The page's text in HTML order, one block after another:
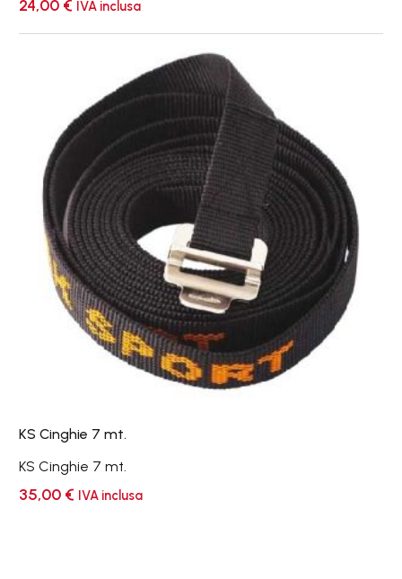
24,00 € IVA inclusa
KS
Cinghie
mt.
KS Cinghie 7 mt.
KS Cinghie 7 mt.
35,00 € IVA inclusa